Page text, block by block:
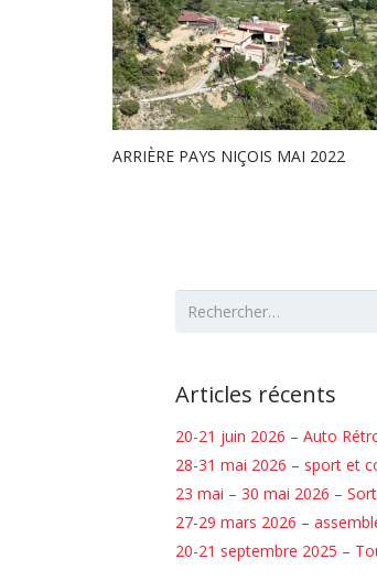
ARRIÈRE PAYS NIÇOIS MAI 2022
Rechercher :
Articles récents
20-21 juin 2026 – Auto
28-31 mai 2026 – sport et
23 mai – 30 mai 2026 –
27-29 mars 2026 –
20-21 septembre 2025 –